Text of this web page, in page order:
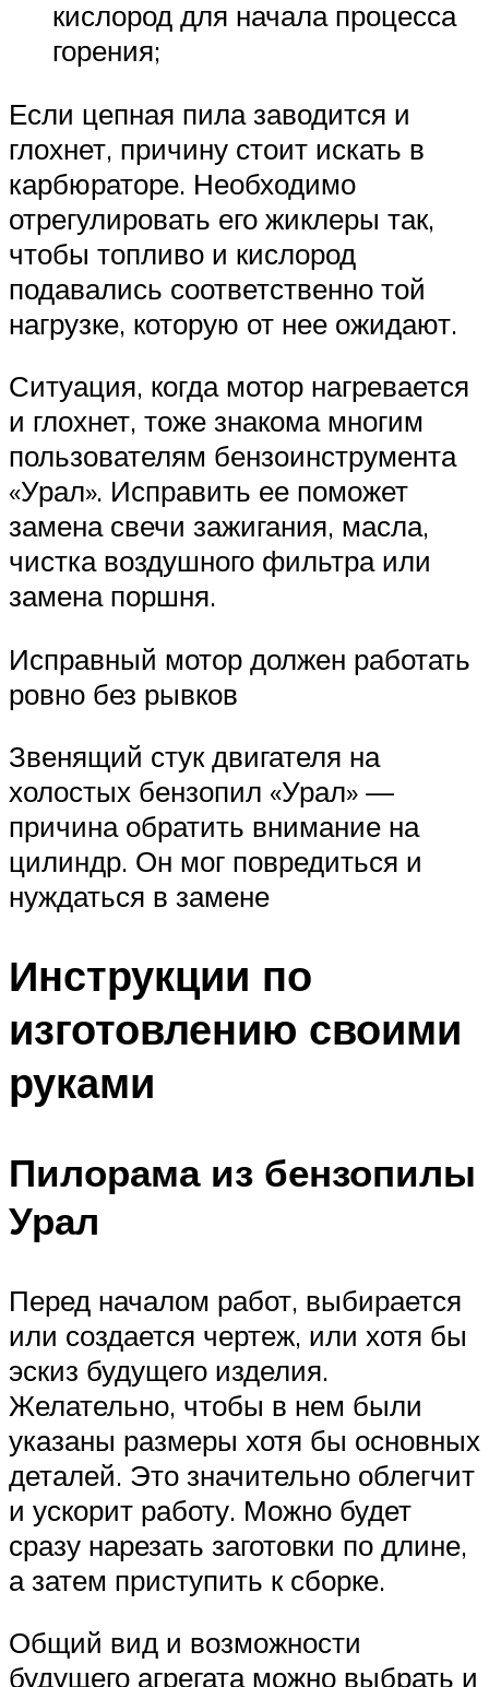
кислород для начала процесса
горения;
Если цепная пила заводится и
глохнет, причину стоит искать в
карбюраторе. Необходимо
отрегулировать его жиклеры так,
чтобы топливо и кислород
подавались соответственно той
нагрузке, которую от нее ожидают.
Ситуация, когда мотор нагревается
и глохнет, тоже знакома многим
пользователям бензоинструмента
«Урал». Исправить ее поможет
замена свечи зажигания, масла,
чистка воздушного фильтра или
замена поршня.
Исправный мотор должен работать
ровно без рывков
Звенящий стук двигателя на
холостых бензопил «Урал» —
причина обратить внимание на
цилиндр. Он мог повредиться и
нуждаться в замене
Инструкции по
изготовлению своими
руками
Пилорама из бензопилы
Урал
Перед началом работ, выбирается
или создается чертеж, или хотя бы
эскиз будущего изделия.
Желательно, чтобы в нем были
указаны размеры хотя бы основных
деталей. Это значительно облегчит
и ускорит работу. Можно будет
сразу нарезать заготовки по длине,
а затем приступить к сборке.
Общий вид и возможности
будущего агрегата можно выбрать и